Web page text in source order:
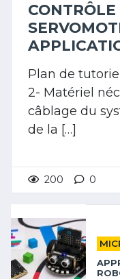
Plan de
2- Matériel
câblage du
de la […]
200 0